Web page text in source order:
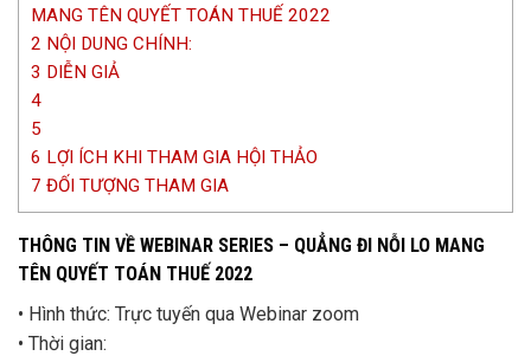
MANG TÊN QUYẾT TOÁN THUẾ 2022
2 NỘI DUNG CHÍNH:
3 DIỄN GIẢ
4
5
6 LỢI ÍCH KHI THAM GIA HỘI THẢO
7 ĐỐI TƯỢNG THAM GIA
THÔNG TIN VỀ WEBINAR SERIES – QUẲNG ĐI NỖI LO MANG
TÊN QUYẾT TOÁN THUẾ 2022
• Hình thức: Trực tuyến qua Webinar zoom
• Thời gian: